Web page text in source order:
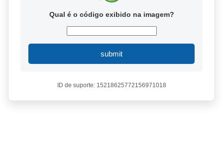
Qual é o código exibido na imagem?
submit
ID de suporte: 15218625772156971018